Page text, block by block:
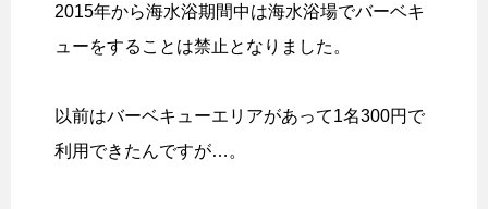
2015年から海水浴期間中は海水浴場でバーベキ
ューをすることは禁止となりました。
以前はバーベキューエリアがあって1名300円で
利用できたんですが…。